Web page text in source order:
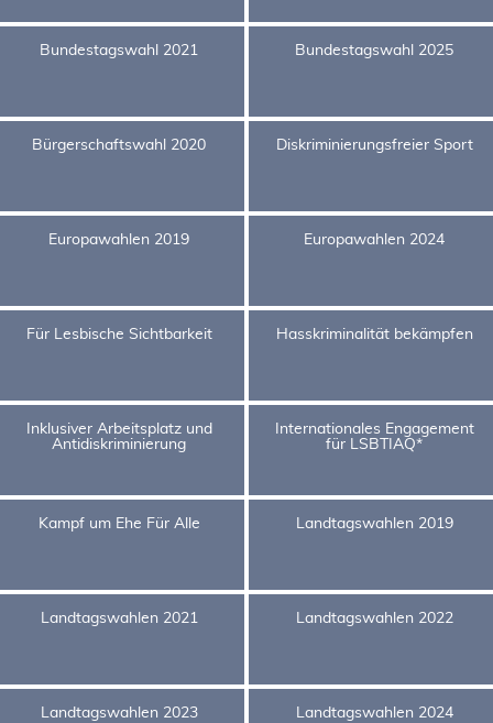
Bundestagswahl 2021 Bundestagswahl 2025
Bürgerschaftswahl 2020 Diskriminierungsfreier Sport
Europawahlen 2019 Europawahlen 2024
Für Lesbische Sichtbarkeit Hasskriminalität bekämpfen
Inklusiver Arbeitsplatz und
Antidiskriminierung
Internationales Engagement
für LSBTIAQ*
Kampf um Ehe Für Alle Landtagswahlen 2019
Landtagswahlen 2021 Landtagswahlen 2022
Landtagswahlen 2023 Landtagswahlen 2024